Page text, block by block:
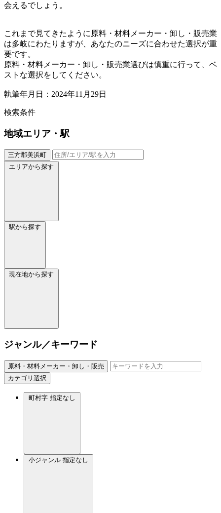
会えるでしょう。
これまで見てきたように原料・材料メーカー・卸し・販売業
は多岐にわたりますが、あなたのニーズに合わせた選択が重
要です。
原料・材料メーカー・卸し・販売業選びは慎重に行って、ベ
ストな選択をしてください。
執筆年月日：2024年11月29日
検索条件
地域エリア・駅
三方郡美浜町
エリアから探す
駅から探す
現在地から探す
ジャンル／キーワード
原料・材料メーカー・卸し・販売
カテゴリ選択
町村字 指定なし
小ジャンル 指定なし